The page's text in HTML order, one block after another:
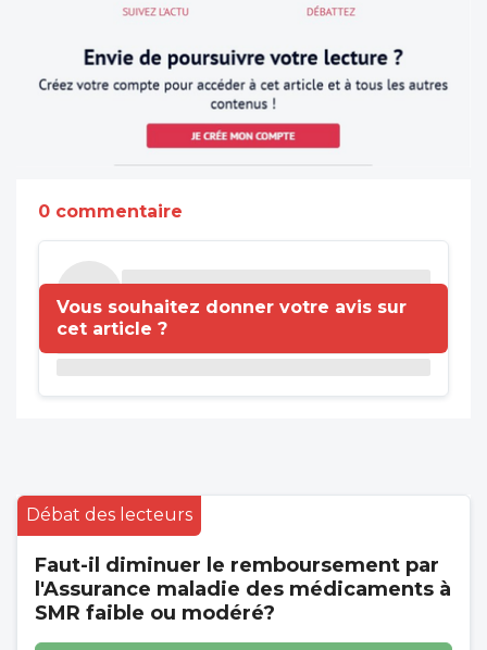
0 commentaire
Vous souhaitez donner votre avis sur
cet article ?
Débat des lecteurs
Faut-il diminuer le remboursement par
l'Assurance maladie des médicaments à
SMR faible ou modéré?